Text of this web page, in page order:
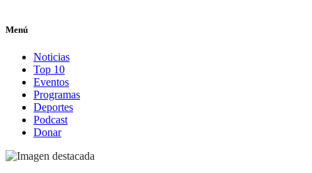
Menú
Noticias
Top 10
Eventos
Programas
Deportes
Podcast
Donar